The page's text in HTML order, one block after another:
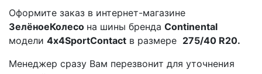
Оформите заказ в интернет-магазине
ЗелёноеКолесо на шины бренда Continental
модели 4x4SportContact в размере 275/40 R20.
Менеджер сразу Вам перезвонит для уточнения